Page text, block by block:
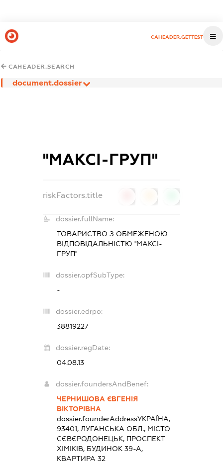
CAHEADER.GETTEST
CAHEADER.SEARCH
document.dossier
''МАКСІ-ГРУП''
riskFactors.title
dossier.fullName:
ТОВАРИСТВО З ОБМЕЖЕНОЮ
ВІДПОВІДАЛЬНІСТЮ ''МАКСІ-
ГРУП''
dossier.opfSubType:
-
dossier.edrpo:
38819227
dossier.regDate:
04.08.13
dossier.foundersAndBenef:
ЧЕРНИШОВА ЄВГЕНІЯ
ВІКТОРІВНА
dossier.founderAddressУКРАЇНА,
93401, ЛУГАНСЬКА ОБЛ., МІСТО
СЄВЄРОДОНЕЦЬК, ПРОСПЕКТ
ХІМІКІВ, БУДИНОК 39-А,
КВАРТИРА 32